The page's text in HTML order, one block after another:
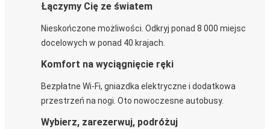
Łączymy Cię ze światem
Nieskończone możliwości. Odkryj ponad 8 000 miejsc
docelowych w ponad 40 krajach.
Komfort na wyciągnięcie ręki
Bezpłatne Wi-Fi, gniazdka elektryczne i dodatkowa
przestrzeń na nogi. Oto nowoczesne autobusy.
Wybierz, zarezerwuj, podróżuj